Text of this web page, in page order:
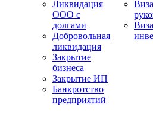
Ликвидация
ООО с
долгами
Добровольная
ликвидация
Закрытие
бизнеса
Закрытие ИП
Банкротство
предприятий